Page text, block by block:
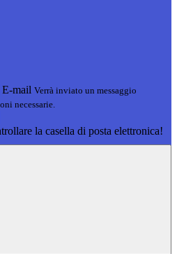
E-mail Verrà inviato un messaggio
necessarie.
la casella di posta elettronica!